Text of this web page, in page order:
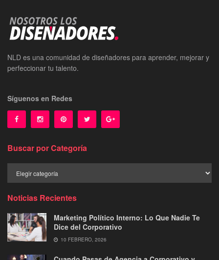
NLD es una comunidad de diseñadores para aprender, mejorar y
perfeccionar tu talento.
Síguenos en Redes
Buscar por Categoría
por
Noticias Recientes
Marketing Político Interno: Lo Que Nadie Te
Dice del Corporativo
10 FEBRERO, 2026